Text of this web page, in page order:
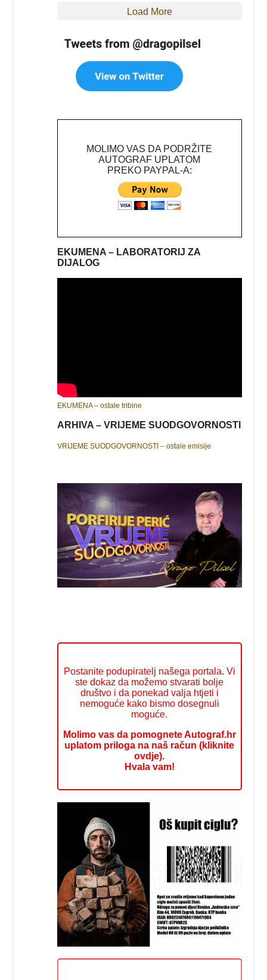
Load More
MOLIMO VAS DA PODRŽITE
AUTOGRAF UPLATOM
PREKO PAYPAL-A:
EKUMENA – LABORATORIJ ZA
DIJALOG
EKUMENA – ostale tribine
ARHIVA – VRIJEME SUODGOVORNOSTI
VRIJEME SUODGOVORNOSTI – ostale emisije
Postanite podupiratelj našega portala. Vi
ste dokaz da možemo stvarati bolje
društvo i da ponekad valja htjeti i
nemoguće kako bismo dosegnuli
moguće.
Molimo vas da pomognete Autograf.hr
uplatom priloga na naš račun (kliknite
ovdje).
Hvala vam!